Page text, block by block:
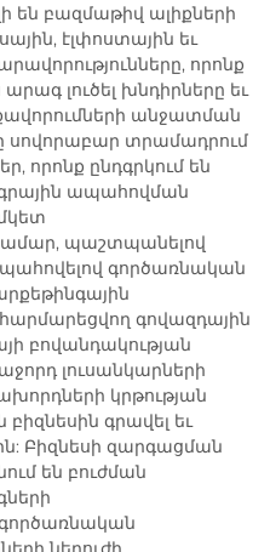
են բազմաթիվ ալիքների
էլփոստային եւ
որոնք
լուծել խնդիրները եւ
անջատման
սովորաբար տրամադրում
որոնք ընդգրկում են
ապահովման
պաշտպանելով
գործառնական
հարմարեցվող գովազդային
բովանդակության
լուսանկարների
կրթության
բիզնեսին գրավել եւ
Բիզնեսի զարգացման
են բուժման
գործառնական